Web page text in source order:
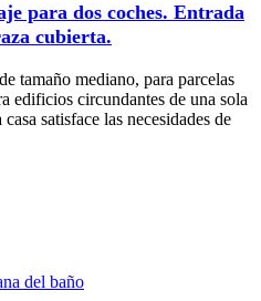
para dos coches. Entrada
cubierta.
tamaño mediano, para parcelas
edificios circundantes de una sola
satisface las necesidades de